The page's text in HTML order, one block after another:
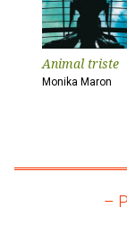
Animal triste
Monika Maron
–